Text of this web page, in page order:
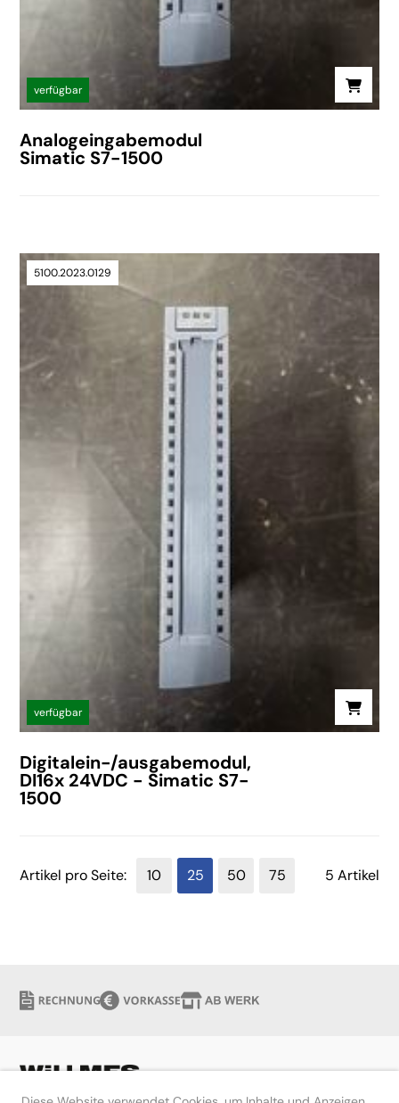
verfügbar
Analogeingabemodul
Simatic S7-1500
5100.2023.0129
verfügbar
Digitalein-/ausgabemodul,
DI16x 24VDC - Simatic S7-
1500
5 Artikel
Artikel pro Seite: 10 25 50 75